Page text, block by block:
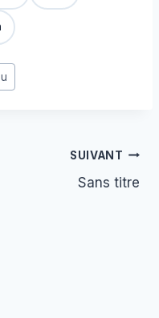
SUIVANT
Sans titre